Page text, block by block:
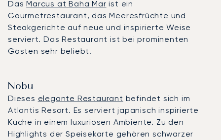
DasMarcus at Baha Mar ist ein
Gourmetrestaurant, das Meeresfrüchte und
Steakgerichte auf neue und inspirierte Weise
serviert. Das Restaurant ist bei prominenten
Gästen sehr beliebt.
Nobu
Dieses elegante Restaurant befindet sich im
Atlantis Resort. Es serviert japanisch inspirierte
Küche in einem luxuriösen Ambiente. Zu den
Highlights der Speisekarte gehören schwarzer